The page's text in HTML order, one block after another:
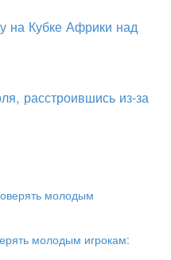
на Кубке Африки над
расстроившись из-за
молодым игрокам: